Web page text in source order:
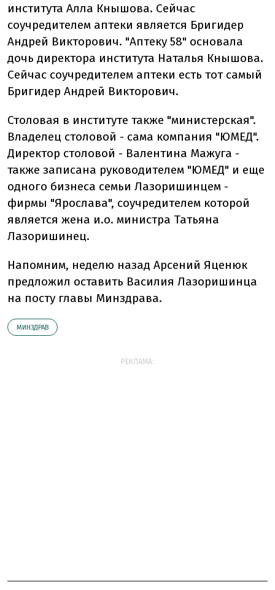
института Алла Кнышова. Сейчас
соучредителем аптеки является Бригидер
Андрей Викторович. "Аптеку 58" основала
дочь директора института Наталья Кнышова.
Сейчас соучредителем аптеки есть тот самый
Бригидер Андрей Викторович.
Столовая в институте также "министерская".
Владелец столовой - сама компания "ЮМЕД".
Директор столовой - Валентина Мажуга -
также записана руководителем "ЮМЕД" и еще
одного бизнеса семьи Лазоришинцем -
фирмы "Ярослава", соучредителем которой
является жена и.о. министра Татьяна
Лазоришинец.
Напомним, неделю назад Арсений Яценюк
предложил оставить Василия Лазоришинца
на посту главы Минздрава.
МИНЗДРАВ
РЕКЛАМА: